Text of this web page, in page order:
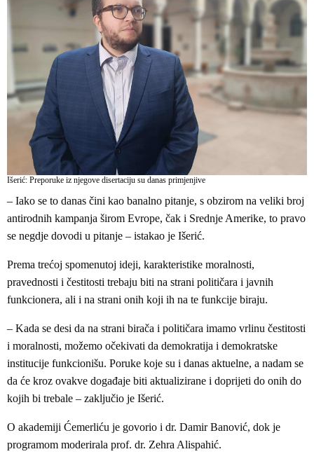
Išerić: Preporuke iz njegove disertaciju su danas primjenjive
– Iako se to danas čini kao banalno pitanje, s obzirom na veliki broj
antirodnih kampanja širom Evrope, čak i Srednje Amerike, to pravo
se negdje dovodi u pitanje – istakao je Išerić.
Prema trećoj spomenutoj ideji, karakteristike moralnosti,
pravednosti i čestitosti trebaju biti na strani političara i javnih
funkcionera, ali i na strani onih koji ih na te funkcije biraju.
– Kada se desi da na strani birača i političara imamo vrlinu čestitosti
i moralnosti, možemo očekivati da demokratija i demokratske
institucije funkcionišu. Poruke koje su i danas aktuelne, a nadam se
da će kroz ovakve događaje biti aktualizirane i doprijeti do onih do
kojih bi trebale – zaključio je Išerić.
O akademiji Ćemerliću je govorio i dr. Damir Banović, dok je
programom moderirala prof. dr. Zehra Alispahić.